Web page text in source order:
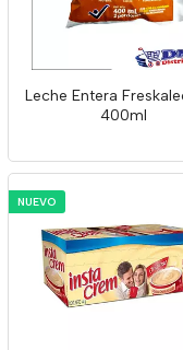
Leche Entera
400ml
NUEVO